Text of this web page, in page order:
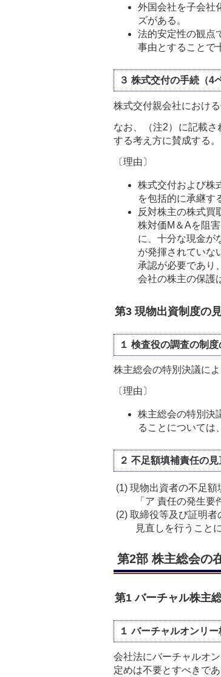
外国会社を子会社
ズがある。
法的安定性の観点
事由とすることで
３ 株式交付の手続（4
株式交付親会社におけ
なお、（注2）に記載
する考え方に賛成する。
〔理由〕
株式交付および株
を包括的に承継す
反対株主の株式買
株対価M＆Aを阻
に、十分な現金が
が発揮されていな
承認が必要であり
会社の株主の保護
第3 現物出資制度の
１ 検査役の調査の制度
株主総会の特別決議に
〔理由〕
株主総会の特別決
ることについては
２ 不足額填補責任の見
(1) 現物出資者の不足額
「ア 責任の発生
(2) 取締役等及び証明者
見直しを行うこと
第2部 株主総会の
第1 バーチャル株主
１ バーチャルオンリ
会社法にバーチャルオ
定めは不要とすべきで